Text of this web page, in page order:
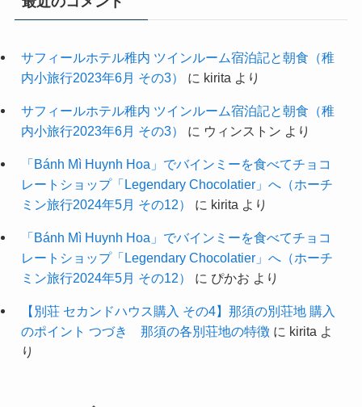
サフィールホテル稚内 ツインルーム宿泊記と朝食（稚
内小旅行2023年6月 その3）
に kirita より
サフィールホテル稚内 ツインルーム宿泊記と朝食（稚
内小旅行2023年6月 その3）
に ウィンストン より
「Bánh Mì Huynh Hoa」でバインミーを食べてチョコ
レートショップ「Legendary Chocolatier」へ（ホーチ
ミン旅行2024年5月 その12）
に kirita より
「Bánh Mì Huynh Hoa」でバインミーを食べてチョコ
レートショップ「Legendary Chocolatier」へ（ホーチ
ミン旅行2024年5月 その12）
に ぴかお より
【別荘 セカンドハウス購入 その4】那須の別荘地 購入
のポイント つづき 那須の各別荘地の特徴に kirita よ
り